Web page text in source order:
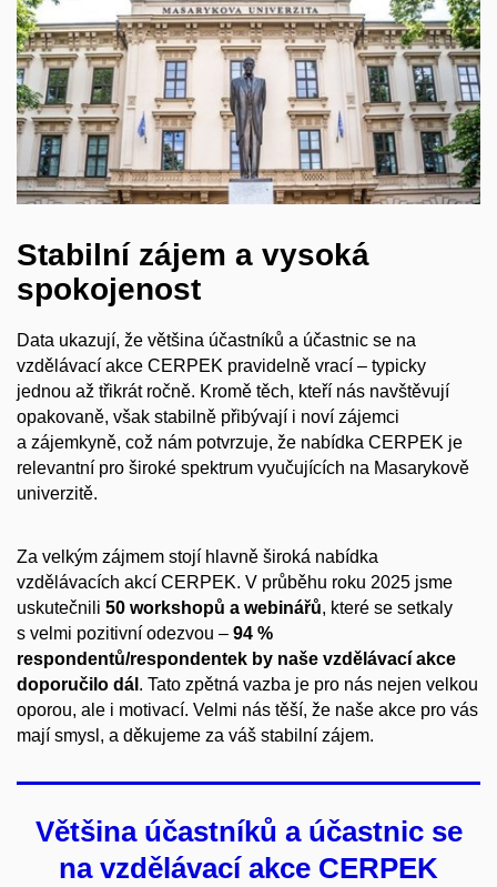
Stabilní zájem a vysoká
spokojenost
Data ukazují, že většina účastníků a účastnic se na
vzdělávací akce CERPEK pravidelně vrací – typicky
jednou až třikrát ročně. Kromě těch, kteří nás navštěvují
opakovaně, však stabilně přibývají i noví zájemci
a zájemkyně, což nám potvrzuje, že nabídka CERPEK je
relevantní pro široké spektrum vyučujících na Masarykově
univerzitě.
Za velkým zájmem stojí hlavně široká nabídka
vzdělávacích akcí CERPEK. V průběhu roku 2025 jsme
uskutečnili 50 workshopů a webinářů, které se setkaly
s velmi pozitivní odezvou – 94 %
respondentů/respondentek by naše vzdělávací akce
doporučilo dál . Tato zpětná vazba je pro nás nejen velkou
oporou, ale i motivací. Velmi nás těší, že naše akce pro vás
mají smysl, a děkujeme za váš stabilní zájem.
Většina účastníků a účastnic se
na vzdělávací akce CERPEK